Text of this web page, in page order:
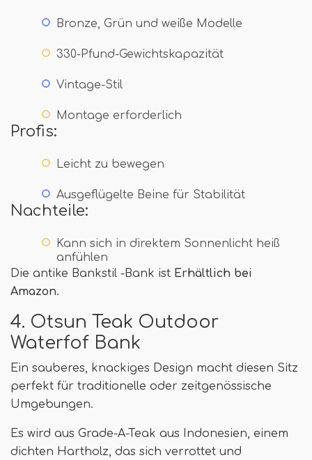
Bronze, Grün und weiße Modelle
330-Pfund-Gewichtskapazität
Vintage-Stil
Montage erforderlich
Profis:
Leicht zu bewegen
Ausgeflügelte Beine für Stabilität
Nachteile:
Kann sich in direktem Sonnenlicht heiß
anfühlen
Die antike Bankstil -Bank ist Erhältlich bei
Amazon.
4. Otsun Teak Outdoor
Waterfof Bank
Ein sauberes, knackiges Design macht diesen Sitz
perfekt für traditionelle oder zeitgenössische
Umgebungen.
Es wird aus Grade-A-Teak aus Indonesien, einem
dichten Hartholz, das sich verrottet und